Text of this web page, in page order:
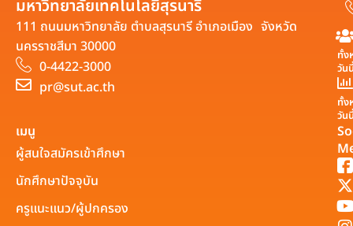
มหาวิทยาลัยเทคโนโลยีสุรนารี
111 ถนนมหาวิทยาลัย ตำบลสุรนารี อำเภอเมือง จังหวัด
นครราชสีมา 30000
0-4422-3000
pr@sut.ac.th
ทั้ง
วัน
ทั้ง
วัน
เมนู
ผู้สนใจสมัครเข้าศึกษา
นักศึกษาปัจจุบัน
ครูแนะแนว/ผู้ปกครอง